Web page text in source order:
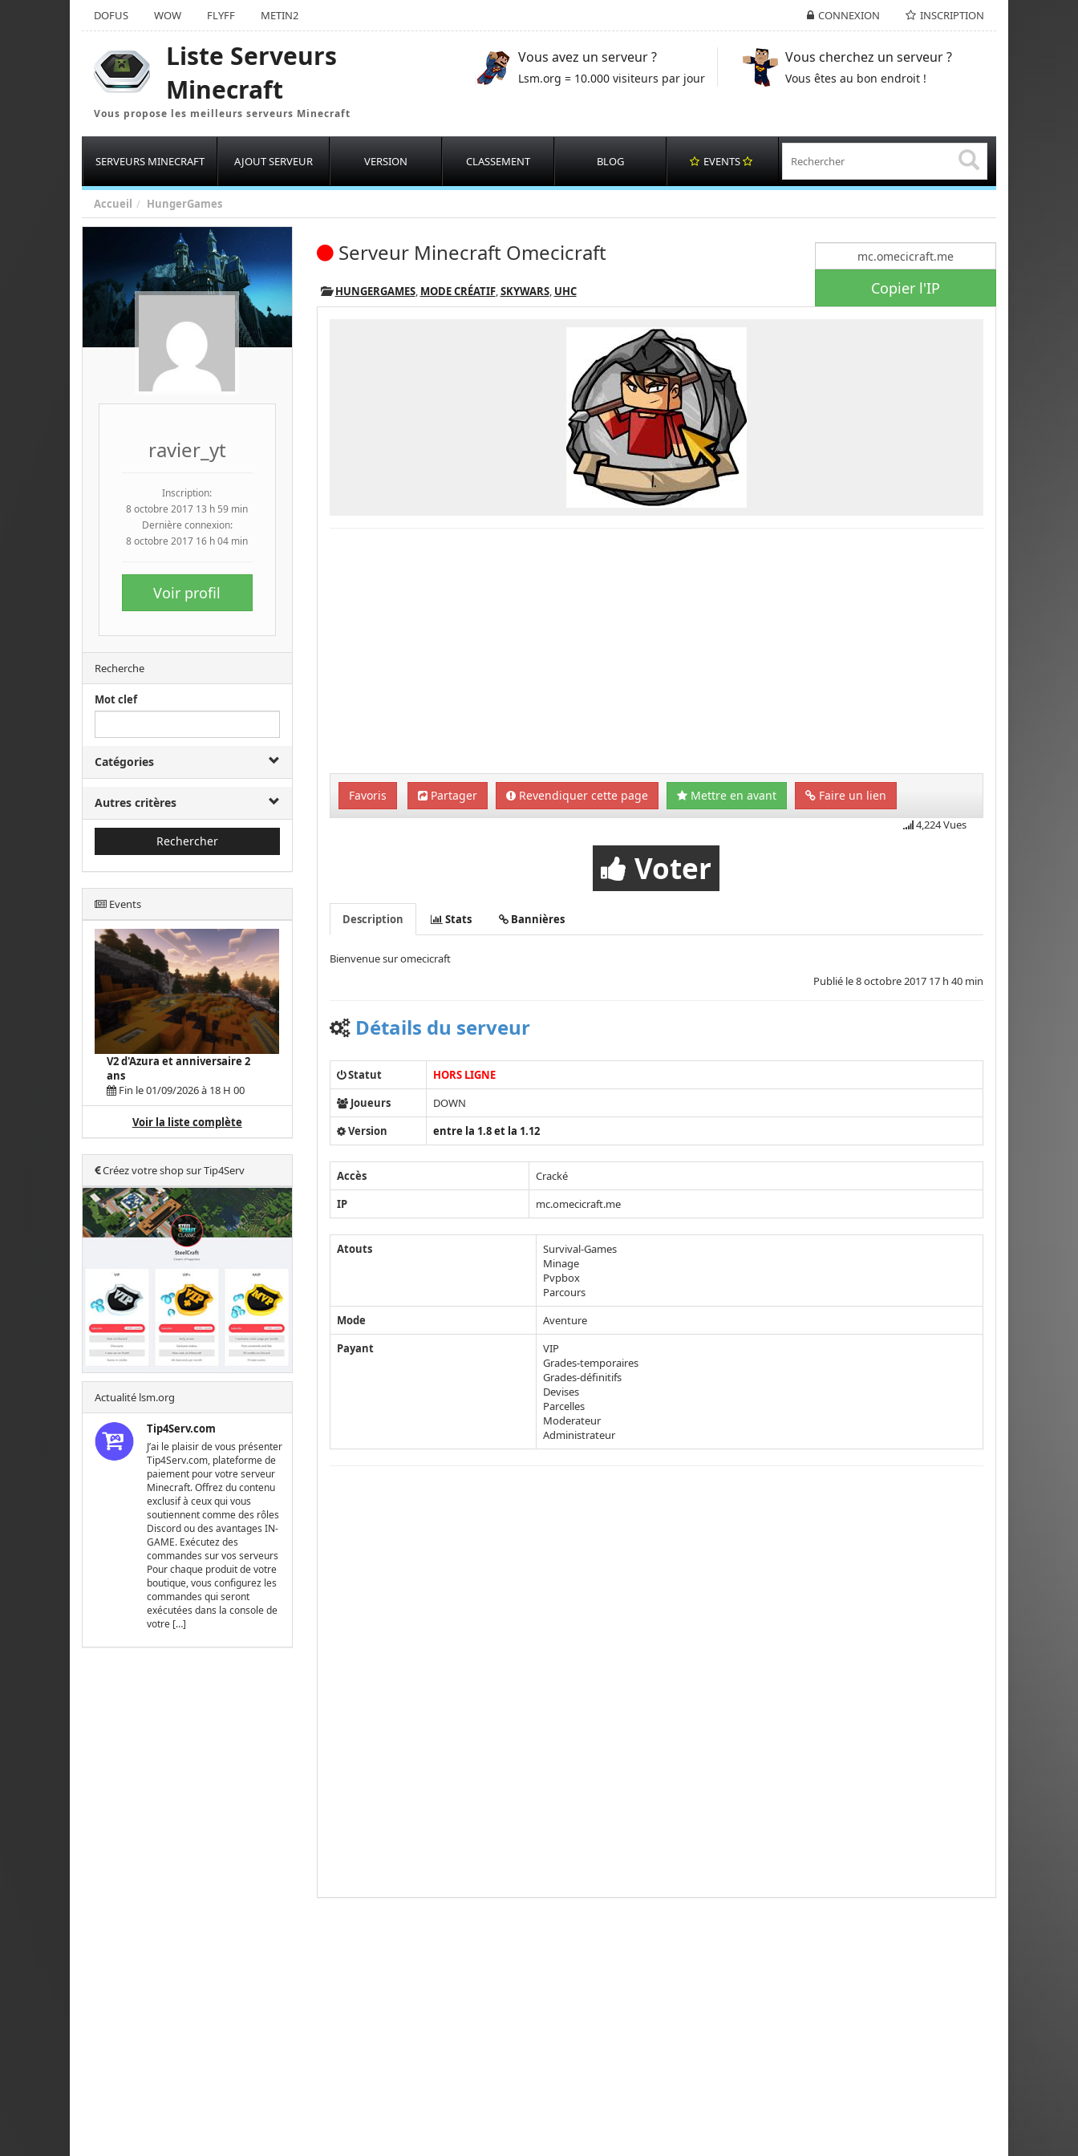
CONNEXION INSCRIPTION
DOFUS WOW FLYFF METIN2
Liste Serveurs
Minecraft
Vous propose les meilleurs serveurs Minecraft
Vous avez un serveur ?
Lsm.org = 10.000 visiteurs par jour
Vous cherchez un serveur ?
Vous êtes au bon endroit !
SERVEURS MINECRAFT AJOUT SERVEUR VERSION CLASSEMENT BLOG EVENTS
Accueil HungerGames
ravier_yt
Inscription:
8 octobre 2017 13 h 59 min
Dernière connexion:
8 octobre 2017 16 h 04 min
Voir profil
Recherche
Mot clef
Catégories
Autres critères
Rechercher
Events
V2 d'Azura et anniversaire 2
ans
Fin le 01/09/2026 à 18 H 00
Voir la liste complète
Créez votre shop sur Tip4Serv
Actualité lsm.org
Tip4Serv.com
J’ai le plaisir de vous présenter
Tip4Serv.com, plateforme de
paiement pour votre serveur
Minecraft. Offrez du contenu
exclusif à ceux qui vous
soutiennent comme des rôles
Discord ou des avantages IN-
GAME. Exécutez des
commandes sur vos serveurs
Pour chaque produit de votre
boutique, vous configurez les
commandes qui seront
exécutées dans la console de
votre […]
Copier l'IP
Serveur Minecraft Omecicraft
HUNGERGAMES, MODE CRÉATIF,SKYWARS, UHC
Favoris Partager Revendiquer cette page Mettre en avant Faire un lien
4,224 Vues
Voter
Description Stats Bannières
Bienvenue sur omecicraft
Publié le8 octobre 2017 17 h 40 min
Détails du serveur
Statut
HORS LIGNE
Joueurs
DOWN
Version
entre la 1.8 et la 1.12
Accès
Cracké
IP
mc.omecicraft.me
Atouts
Survival-Games
Minage
Pvpbox
Parcours
Mode
Aventure
Payant
VIP
Grades-temporaires
Grades-définitifs
Devises
Parcelles
Moderateur
Administrateur